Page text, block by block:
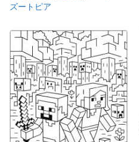
ズートピア